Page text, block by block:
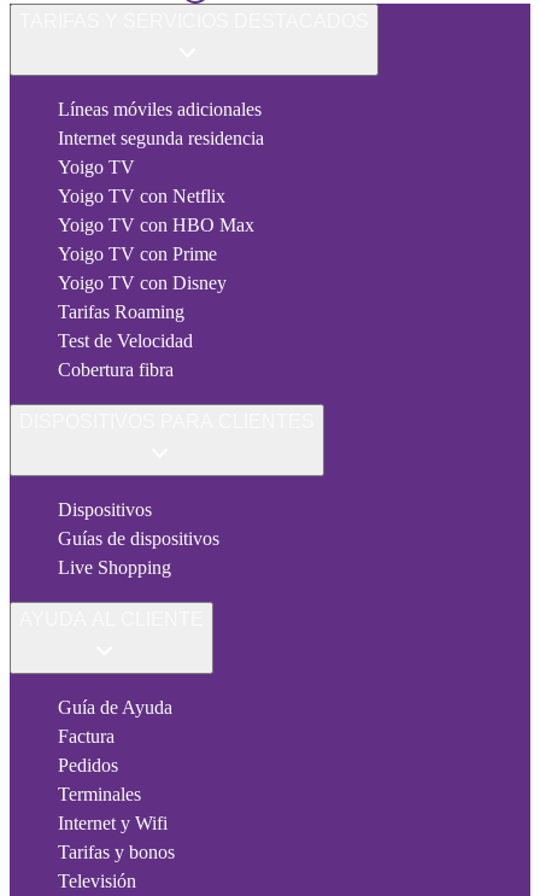
Líneas móviles adicionales
Internet segunda residencia
Yoigo TV
Yoigo TV con Netflix
Yoigo TV con HBO Max
Yoigo TV con Prime
Yoigo TV con Disney
Tarifas Roaming
Test de Velocidad
Cobertura fibra
Dispositivos
Guías de dispositivos
Live Shopping
Guía de Ayuda
Factura
Pedidos
Terminales
Internet y Wifi
Tarifas y bonos
Televisión